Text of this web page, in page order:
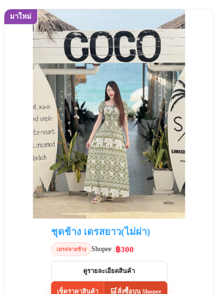
มาใหม่
ชุดช้าง เดรสยาว(ไม่ผ่า)
เดรสลายช้าง Shopee :฿300
ดูรายละเอียดสินค้า
เช็คราคาสินค้า 🛒สั่งซื้อบน Shopee